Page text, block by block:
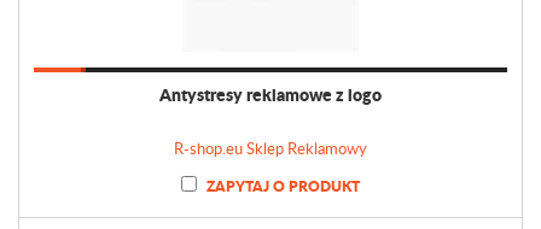
Antystresy reklamowe z logo
R-shop.eu Sklep Reklamowy
ZAPYTAJ O PRODUKT